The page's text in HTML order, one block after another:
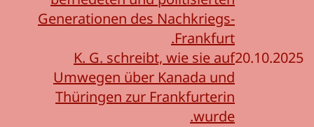
Generationen des Nachkriegs-
Frankfurt.
20.10.2025
K. G. schreibt, wie sie auf
Umwegen über Kanada und
Thüringen zur Frankfurterin
wurde.